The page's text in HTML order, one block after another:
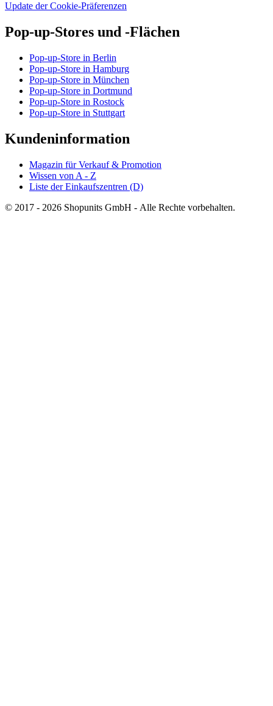
Update der Cookie-Präferenzen
Pop-up-Stores und -Flächen
Pop-up-Store in Berlin
Pop-up-Store in Hamburg
Pop-up-Store in München
Pop-up-Store in Dortmund
Pop-up-Store in Rostock
Pop-up-Store in Stuttgart
Kundeninformation
Magazin für Verkauf & Promotion
Wissen von A - Z
Liste der Einkaufszentren (D)
© 2017 - 2026 Shopunits GmbH - Alle Rechte vorbehalten.